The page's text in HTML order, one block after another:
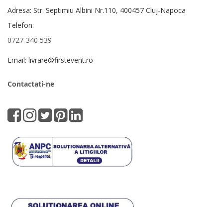
Adresa: Str. Septimiu Albini Nr.110, 400457 Cluj-Napoca
Telefon:
0727-340 539
Email: livrare@firstevent.ro
Contactati-ne